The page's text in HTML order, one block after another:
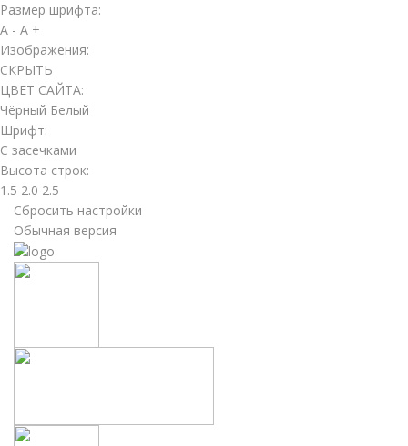
Размер шрифта:
A - A +
Изображения:
СКРЫТЬ
ЦВЕТ САЙТА:
Чёрный Белый
Шрифт:
С засечками
Высота строк:
1.5 2.0 2.5
Сбросить настройки
Обычная версия